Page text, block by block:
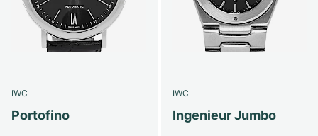
IWC
Portofino
IWC
Ingenieur Jumbo